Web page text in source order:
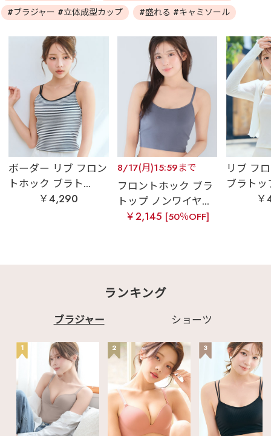
#ブラジャー #立体成型カップ
#盛れる #キャミソール
ボーダー リブ フロン
トホック ブラト...
￥4,290
8/17(月)15:59まで
フロントホック ブラ
トップ ノンワイヤ...
￥2,145 [50％OFF]
リブ フ
ブラトッ
ランキング
ブラジャー ショーツ
1 2 3